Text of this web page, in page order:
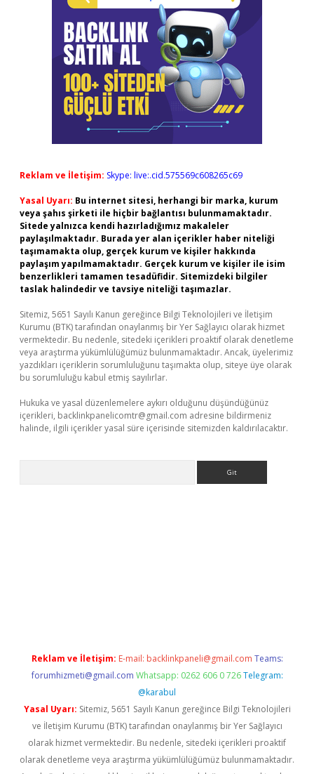
Reklam ve İletişim: Skype: live:.cid.575569c608265c69
Yasal Uyarı: Bu internet sitesi, herhangi bir marka, kurum
veya şahıs şirketi ile hiçbir bağlantısı bulunmamaktadır.
Sitede yalnızca kendi hazırladığımız makaleler
paylaşılmaktadır. Burada yer alan içerikler haber niteliği
taşımamakta olup, gerçek kurum ve kişiler hakkında
paylaşım yapılmamaktadır. Gerçek kurum ve kişiler ile isim
benzerlikleri tamamen tesadüfidir. Sitemizdeki bilgiler
taslak halindedir ve tavsiye niteliği taşımazlar.
Sitemiz, 5651 Sayılı Kanun gereğince Bilgi Teknolojileri ve İletişim
Kurumu (BTK) tarafından onaylanmış bir Yer Sağlayıcı olarak hizmet
vermektedir. Bu nedenle, sitedeki içerikleri proaktif olarak denetleme
veya araştırma yükümlülüğümüz bulunmamaktadır. Ancak, üyelerimiz
yazdıkları içeriklerin sorumluluğunu taşımakta olup, siteye üye olarak
bu sorumluluğu kabul etmiş sayılırlar.
Hukuka ve yasal düzenlemelere aykırı olduğunu düşündüğünüz
içerikleri, backlinkpanelicomtr@gmail.com adresine bildirmeniz
halinde, ilgili içerikler yasal süre içerisinde sitemizden kaldırılacaktır.
Reklam ve İletişim: E-mail: backlinkpaneli@gmail.com Teams:
forumhizmeti@gmail.com Whatsapp: 0262 606 0 726 Telegram:
@karabul
Yasal Uyarı: Sitemiz, 5651 Sayılı Kanun gereğince Bilgi Teknolojileri
ve İletişim Kurumu (BTK) tarafından onaylanmış bir Yer Sağlayıcı
olarak hizmet vermektedir. Bu nedenle, sitedeki içerikleri proaktif
olarak denetleme veya araştırma yükümlülüğümüz bulunmamaktadır.